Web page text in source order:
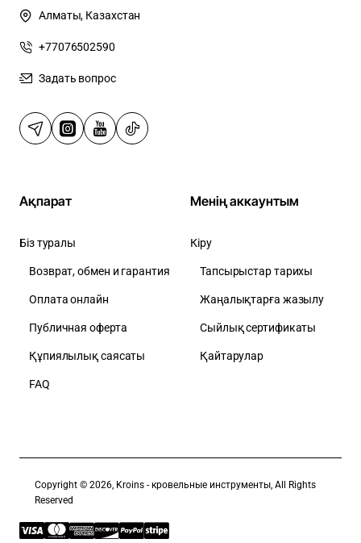
Алматы, Казахстан
+77076502590
Задать вопрос
Ақпарат
Біз туралы
Возврат, обмен и гарантия
Оплата онлайн
Публичная оферта
Құпиялылық саясаты
FAQ
Менің аккаунтым
Кіру
Тапсырыстар тарихы
Жаңалықтарға жазылу
Сыйлық сертификаты
Қайтарулар
Copyright © 2026, Kroins - кровельные инструменты, All Rights
Reserved